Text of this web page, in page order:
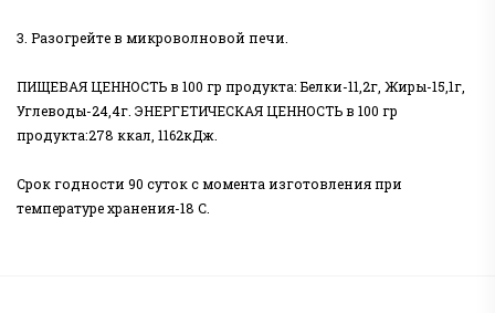
3. Разогрейте в микроволновой печи.
ПИЩЕВАЯ ЦЕННОСТЬ в 100 гр продукта: Белки-11,2г, Жиры-15,1г,
Углеводы-24,4г. ЭНЕРГЕТИЧЕСКАЯ ЦЕННОСТЬ в 100 гр
продукта:278 ккал, 1162кДж.
Срок годности 90 суток с момента изготовления при
температуре хранения-18 С.